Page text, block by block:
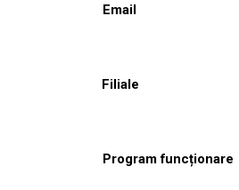
Email
Filiale
Program funcționare